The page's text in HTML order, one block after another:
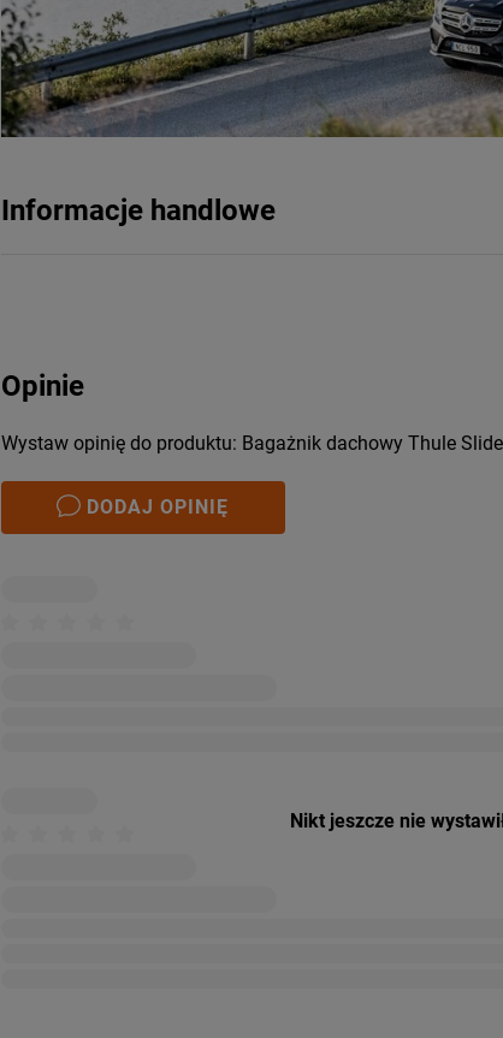
Informacje handlowe
Opinie
Wystaw opinię do produktu: Bagażnik dachowy Thule
DODAJ OPINIĘ
Nikt jeszcze nie